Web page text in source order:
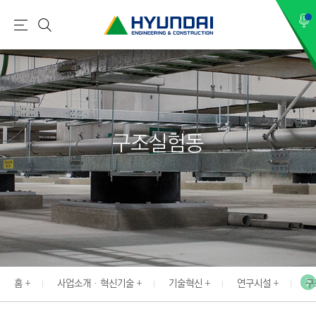
현
건
설
H
Y
U
N
A
I
:
E
N
메
뉴
검
색
구조실험동
홈 사업소개 · 혁신기술 기술혁신 연구시설